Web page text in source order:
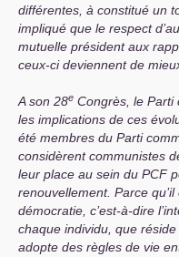
différentes, à constitué un
impliqué que le respect
mutuelle président aux
ceux-ci deviennent de
A son 28e Congrès, le Parti
les implications de ces
été membres du Parti
considèrent communistes
leur place au sein du PCF
renouvellement. Parce
démocratie, c’est-à-dire
chaque individu, que
adopte des règles de vie